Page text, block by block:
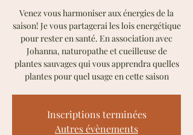
Venez vous harmoniser aux énergies de la
saison! Je vous partagerai les lois energétique
pour rester en santé. En association avec
Johanna, naturopathe et cueilleuse de
plantes sauvages qui vous apprendra quelles
plantes pour quel usage en cette saison
Inscriptions terminées
Autres évènements